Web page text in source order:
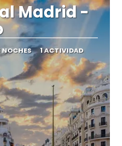
Madrid -
NOCHES 1 ACTIVIDAD